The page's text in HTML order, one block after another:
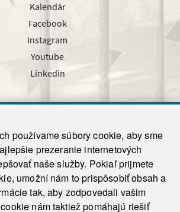
používame súbory cookie, aby sme
prezeranie internetových
naše služby. Pokiaľ prijmete
umožní nám to prispôsobiť obsah a
tak, aby zodpovedali vašim
nám taktiež pomáhajú riešiť
Kalendár
Facebook
Instagram
Youtube
Linkedin
Odoslať